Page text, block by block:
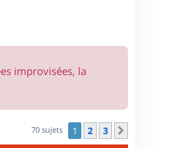
improvisées, la
70 sujets 1 2 3